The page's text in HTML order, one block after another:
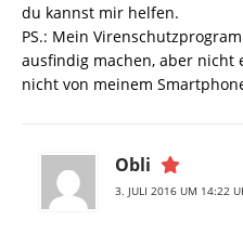
du kannst mir helfen.
PS.: Mein
ausfindig machen, aber nicht
nicht von meinem
Obli
3. JULI 2016 UM 14:22